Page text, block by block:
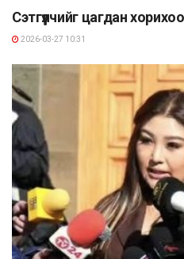
Сэтгүүлчийг цагдан
2026-03-27 10:31